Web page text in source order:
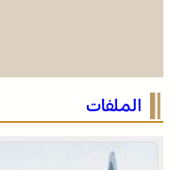
الاحتفال باليوم الوطني
“المغاربة المقيمون
الملفات